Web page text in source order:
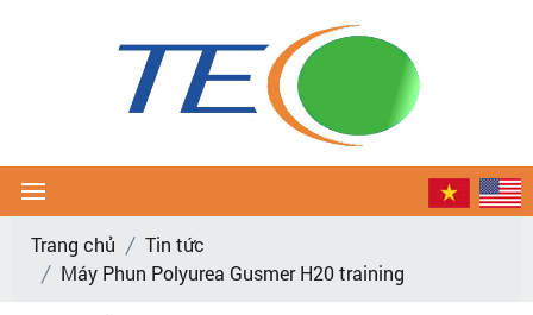
Trang chủ
Tin tức
Máy Phun Polyurea Gusmer H20 training